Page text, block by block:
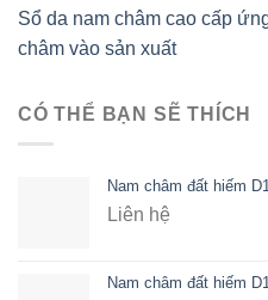
Sổ da nam châm cao cấp
châm vào sản xuất
CÓ THỂ BẠN SẼ THÍCH
Nam châm đất hiếm
Liên hệ
Nam châm đất hiếm